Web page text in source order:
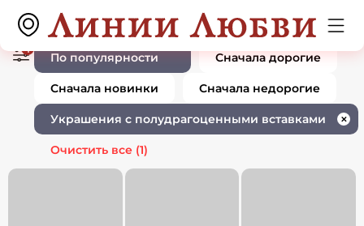
Ювелирные изделия украшения с
полудрагоценными вставками
0 товаров
1
По популярности Сначала дорогие
Сначала новинки Сначала недорогие
Украшения с полудрагоценными вставками ✕
Очистить все (1)